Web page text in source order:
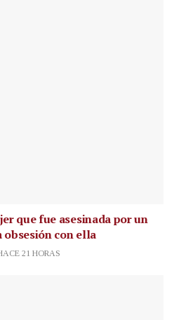
que fue asesinada por un
obsesión con ella
21 HORAS